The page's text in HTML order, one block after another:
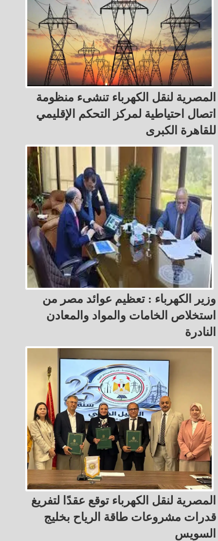
المصرية لنقل الكهرباء تنشىء منظومة
اتصال احتياطية لمركز التحكم الإقليمي
للقاهرة الكبرى
وزير الكهرباء : تعظيم عوائد مصر من
استخلاص الخامات والمواد والمعادن
النادرة
المصرية لنقل الكهرباء توقع عقدًا لتفريغ
قدرات مشروعات طاقة الرياح بخليج
السويس